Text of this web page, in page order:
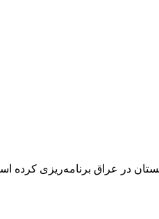
در عراق برنامه‌ریزی کرده